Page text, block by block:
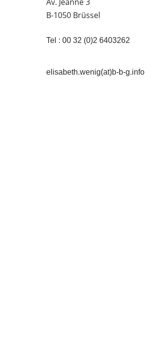
B-1050 Brüssel
Tel : 00 32 (0)2 6403262
elisabeth.wenig(at)b-b-g.info